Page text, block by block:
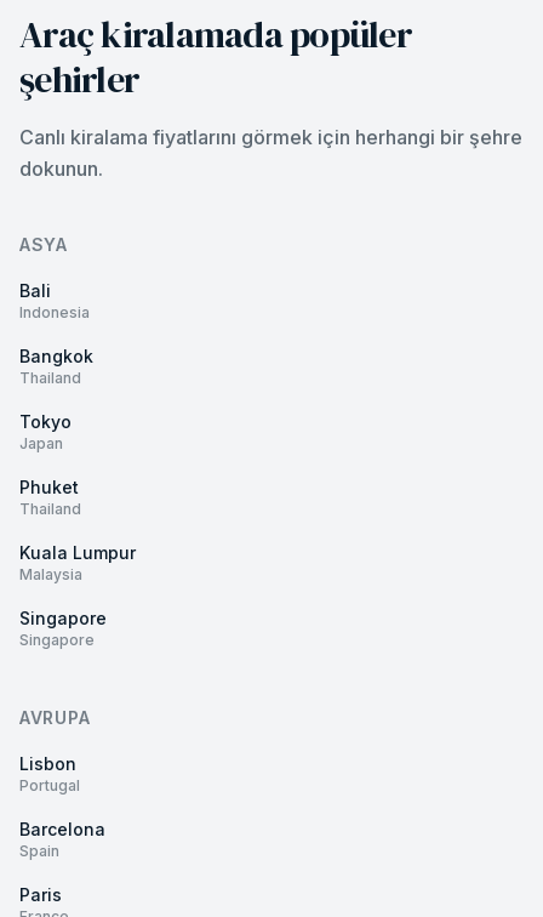
Araç kiralamada popüler
şehirler
Canlı kiralama fiyatlarını görmek için herhangi bir şehre
dokunun.
ASYA
Bali
Indonesia
Bangkok
Thailand
Tokyo
Japan
Phuket
Thailand
Kuala Lumpur
Malaysia
Singapore
Singapore
AVRUPA
Lisbon
Portugal
Barcelona
Spain
Paris